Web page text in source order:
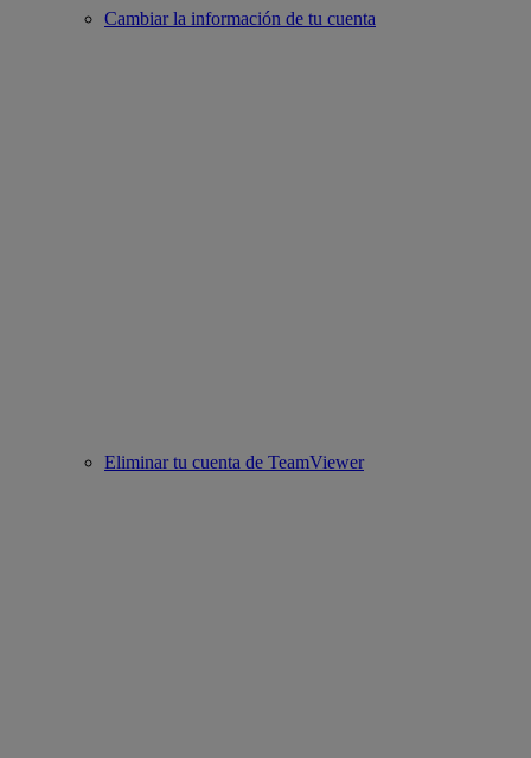
Cambiar la información de tu cuenta
Eliminar tu cuenta de TeamViewer